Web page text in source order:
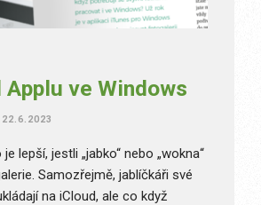
Applu ve Windows
22.6.2023
lepší, jestli „jabko“ nebo „wokna“
Samozřejmě, jablíčkáři své
na iCloud, ale co když